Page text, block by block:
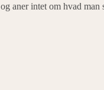
aner intet om hvad